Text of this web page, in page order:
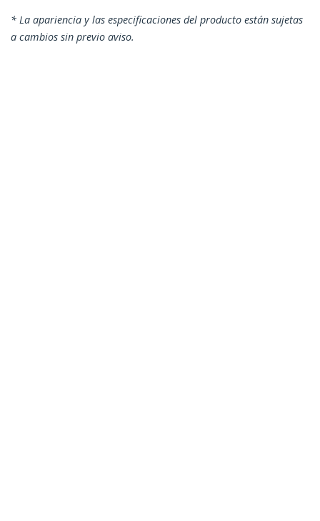
* La apariencia y las especificaciones del producto están sujetas
a cambios sin previo aviso.